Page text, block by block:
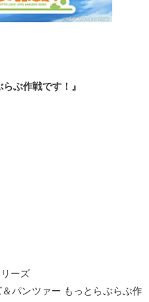
ぶ作戦です！』
ーズ
パンツァー もっとらぶらぶ作